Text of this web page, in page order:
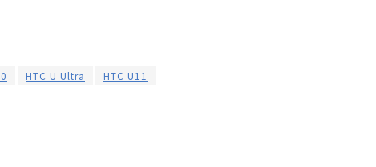
HTC U Ultra HTC U11